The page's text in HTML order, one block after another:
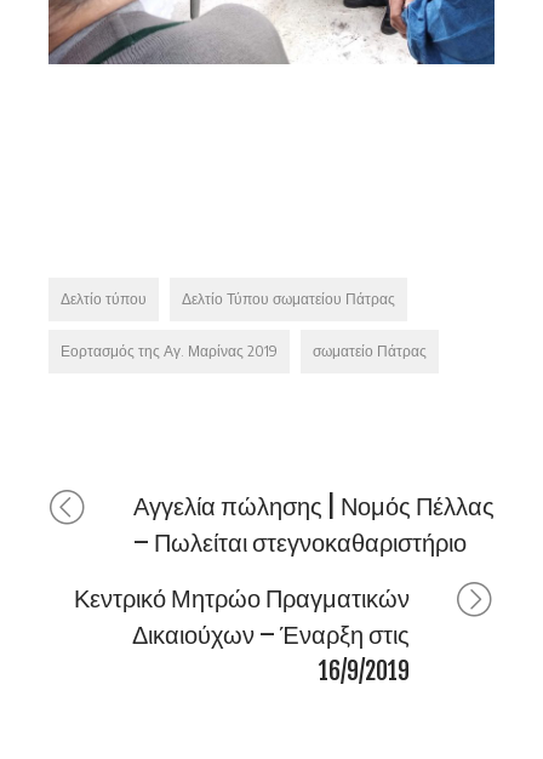
Δελτίο τύπου Δελτίο Τύπου σωματείου Πάτρας
Εορτασμός της Αγ. Μαρίνας 2019 σωματείο Πάτρας
Αγγελία πώλησης | Νομός Πέλλας
– Πωλείται στεγνοκαθαριστήριο
Κεντρικό Μητρώο Πραγματικών
Δικαιούχων – Έναρξη στις
16/9/2019